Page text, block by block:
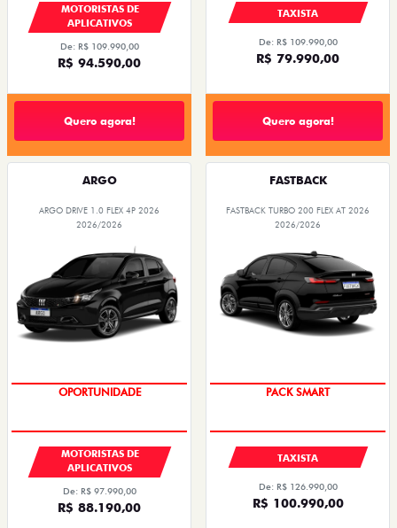
MOTORISTAS DE
APLICATIVOS
De: R$ 109.990,00
R$ 94.590,00
Quero agora!
TAXISTA
De: R$ 109.990,00
R$ 79.990,00
Quero agora!
ARGO
ARGO DRIVE 1.0 FLEX 4P 2026
2026/2026
OPORTUNIDADE
MOTORISTAS DE
APLICATIVOS
De: R$ 97.990,00
R$ 88.190,00
FASTBACK
FASTBACK TURBO 200 FLEX AT 2026
2026/2026
PACK SMART
TAXISTA
De: R$ 126.990,00
R$ 100.990,00